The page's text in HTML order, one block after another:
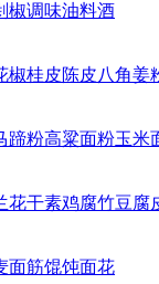
椒调味油料酒
椒桂皮陈皮八角姜
蹄粉高粱面粉玉米
花干素鸡腐竹豆腐
面筋馄饨面花